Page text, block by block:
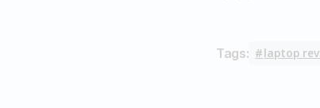
Tags: laptop